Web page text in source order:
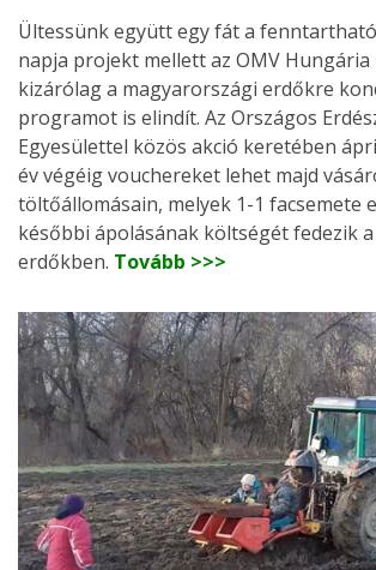
Ültessünk együtt egy fát a
napja projekt mellett az OMV Hungária
kizárólag a magyarországi erdőkre
programot is elindít. Az Országos
Egyesülettel közös akció keretében
év végéig vouchereket lehet majd
töltőállomásain, melyek 1-1 facsemete
későbbi ápolásának költségét fedezik
erdőkben. Tovább >>>